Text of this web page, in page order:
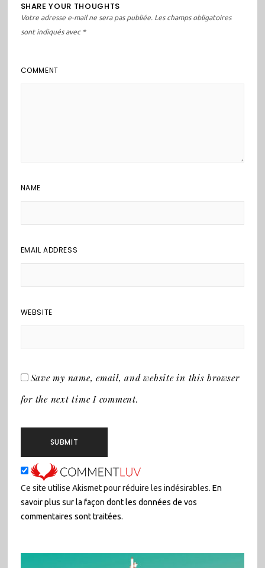
SHARE YOUR THOUGHTS
Votre adresse e-mail ne sera pas publiée. Les champs obligatoires
sont indiqués avec *
COMMENT
NAME
EMAIL ADDRESS
WEBSITE
Save my name, email, and website in this browser
for the next time I comment.
Ce site utilise Akismet pour réduire les indésirables. En
savoir plus sur la façon dont les données de vos
commentaires sont traitées.